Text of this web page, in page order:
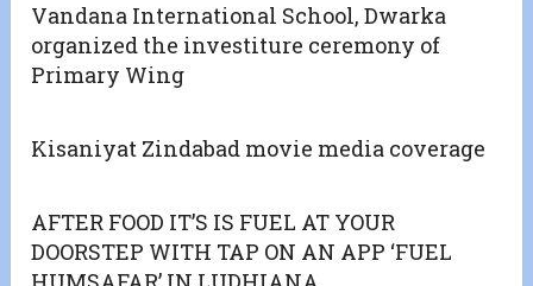
Vandana International School, Dwarka
organized the investiture ceremony of
Primary Wing
Kisaniyat Zindabad movie media coverage
AFTER FOOD IT’S IS FUEL AT YOUR
DOORSTEP WITH TAP ON AN APP ‘FUEL